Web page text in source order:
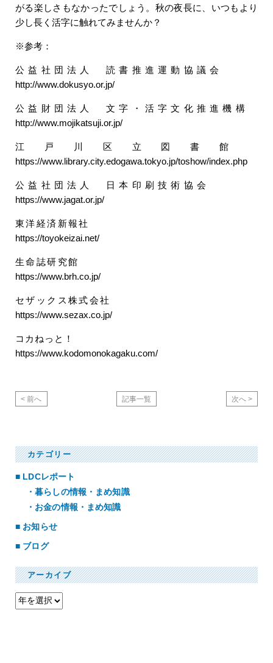
がる楽しさもなかったでしょう。秋の夜長に、いつもより
少し長く活字に触れてみませんか？
※参考：
公益社団法人 読書推進運動協議会
http://www.dokusyo.or.jp/
公益財団法人 文字・活字文化推進機構
http://www.mojikatsuji.or.jp/
江戸川区立図書館
https://www.library.city.edogawa.tokyo.jp/toshow/index.php
公益社団法人 日本印刷技術協会
https://www.jagat.or.jp/
東洋経済新報社
https://toyokeizai.net/
生命誌研究館
https://www.brh.co.jp/
セザックス株式会社
https://www.sezax.co.jp/
コカねっと！
https://www.kodomonokagaku.com/
<前へ 記事一覧 次へ>
カテゴリー
LDCレポート
暮らしの情報・まめ知識
お金の情報・まめ知識
お知らせ
ブログ
アーカイブ